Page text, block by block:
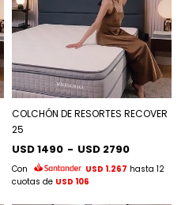
COLCHÓN DE RESORTES RECOVER
25
USD 1490 - USD 2790
Con USD 1.267 hasta 12
cuotas de USD 106